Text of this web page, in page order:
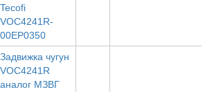
Tecofi
VOC4241R-
00EP0350
Задвижка чугун
VOC4241R
аналог МЗВГ